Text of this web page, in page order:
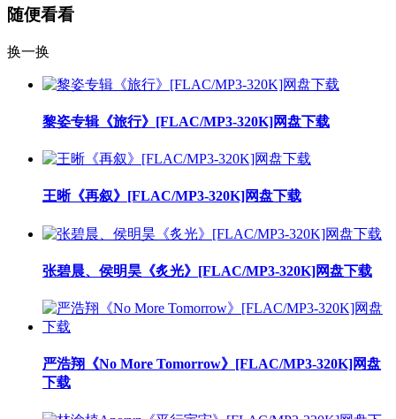
随便看看
换一换
黎姿专辑《旅行》[FLAC/MP3-320K]网盘下载
王晰《再叙》[FLAC/MP3-320K]网盘下载
张碧晨、侯明昊《炙光》[FLAC/MP3-320K]网盘下载
严浩翔《No More Tomorrow》[FLAC/MP3-320K]网盘
下载